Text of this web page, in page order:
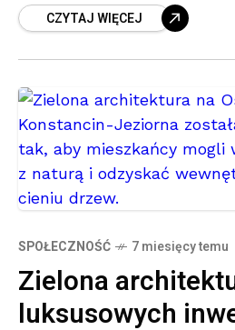
ciekawskimi oczami
CZYTAJ WIĘCEJ
SPOŁECZNOŚĆ 7 miesięcy temu
Zielona
luksusowych